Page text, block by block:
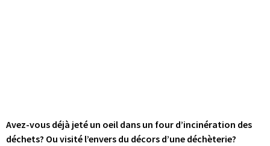
Avez-vous déjà jeté un oeil dans un four d’incinération des
déchets? Ou visité l’envers du décors d’une déchèterie?